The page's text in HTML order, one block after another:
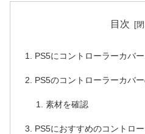
目次
PS5にコントローラーカバ
PS5のコントローラーカバ
素材を確認
PS5におすすめのコントロ